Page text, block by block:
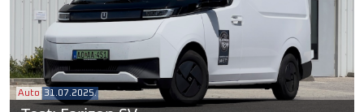
liegen, oder? Also fragen wir: Liefert der CX-60 auch als
Plug-in-Hybrid ab?
Auto 31.07.2025.